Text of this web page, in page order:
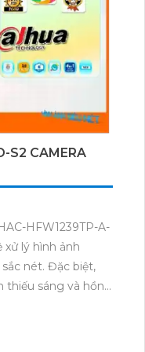
năng xem từ xa
phép người dùng
ninh mọi lúc mọi
S2 CAMERA
HFW1239TP-A-
xử lý hình ảnh
nét. Đặc biệt,
thiếu sáng và hồng